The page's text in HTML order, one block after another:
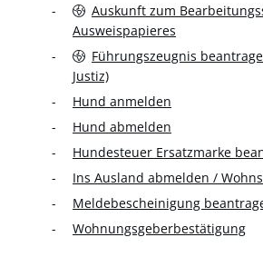
Auskunft zum
Ausweispapieres
Führungszeugnis
Justiz)
Hund anmelden
Hund abmelden
Hundesteuer Ersatzmarke
Ins Ausland abmelden /
Meldebescheinigung
Wohnungsgeberbestätigung